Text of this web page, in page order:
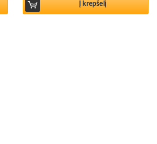
Į krepšelį